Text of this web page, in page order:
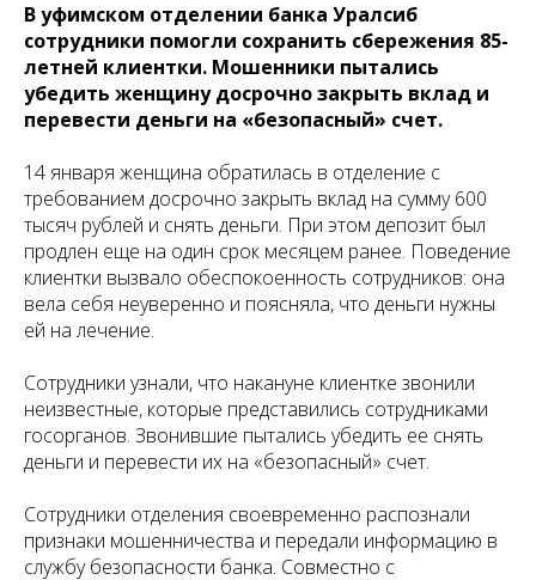
В уфимском отделении банка Уралсиб
сотрудники помогли сохранить сбережения 85-
летней клиентки. Мошенники пытались
убедить женщину досрочно закрыть вклад и
перевести деньги на «безопасный» счет.
14 января женщина обратилась в отделение с
требованием досрочно закрыть вклад на сумму 600
тысяч рублей и снять деньги. При этом депозит был
продлен еще на один срок месяцем ранее. Поведение
клиентки вызвало обеспокоенность сотрудников: она
вела себя неуверенно и поясняла, что деньги нужны
ей на лечение.
Сотрудники узнали, что накануне клиентке звонили
неизвестные, которые представились сотрудниками
госорганов. Звонившие пытались убедить ее снять
деньги и перевести их на «безопасный» счет.
Сотрудники отделения своевременно распознали
признаки мошенничества и передали информацию в
службу безопасности банка. Совместно с